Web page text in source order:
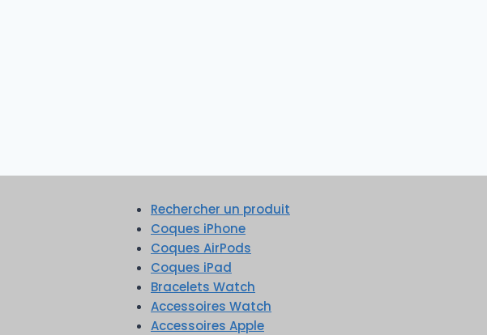
Rechercher un produit
Coques iPhone
Coques AirPods
Coques iPad
Bracelets Watch
Accessoires Watch
Accessoires Apple